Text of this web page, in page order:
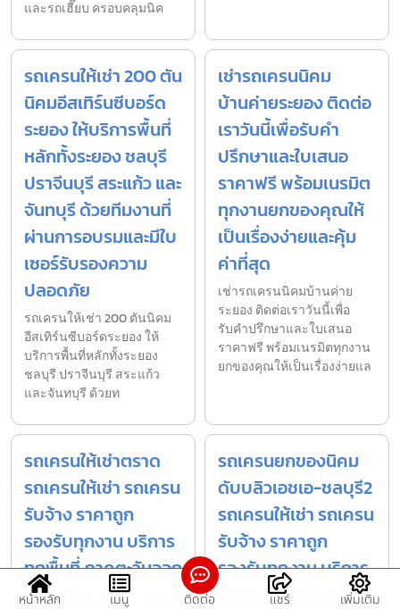
และรถเฮี๊ยบ ครอบคลุมนิค
รถเครนให้เช่า 200 ตัน
นิคมอีสเทิร์นซีบอร์ด
ระยอง ให้บริการพื้นที่
หลักทั้งระยอง ชลบุรี
ปราจีนบุรี สระแก้ว และ
จันทบุรี ด้วยทีมงานที่
ผ่านการอบรมและมีใบ
เซอร์รับรองความ
ปลอดภัย
รถเครนให้เช่า 200 ตันนิคม
อีสเทิร์นซีบอร์ดระยอง ให้
บริการพื้นที่หลักทั้งระยอง
ชลบุรี ปราจีนบุรี สระแก้ว
และจันทบุรี ด้วยท
เช่ารถเครนนิคม
บ้านค่ายระยอง ติดต่อ
เราวันนี้เพื่อรับคำ
ปรึกษาและใบเสนอ
ราคาฟรี พร้อมเนรมิต
ทุกงานยกของคุณให้
เป็นเรื่องง่ายและคุ้ม
ค่าที่สุด
เช่ารถเครนนิคมบ้านค่าย
ระยอง ติดต่อเราวันนี้เพื่อ
รับคำปรึกษาและใบเสนอ
ราคาฟรี พร้อมเนรมิตทุกงาน
ยกของคุณให้เป็นเรื่องง่ายแล
รถเครนให้เช่าตราด
รถเครนให้เช่า รถเครน
รับจ้าง ราคาถูก
รองรับทุกงาน บริการ
ทุกพื้นที่ ภาคตะวันออก
รถเครนให้เช่าตราด รถเครน
รถเครนยกของนิคม
ดับบลิวเอชเอ-ชลบุรี2
รถเครนให้เช่า รถเครน
รับจ้าง ราคาถูก
รองรับทุกงาน บริการ
ทุกพื้นที่ ภาคตะวันออก
หน้าหลัก เมนู ติดต่อ แชร์ เพิ่มเติม